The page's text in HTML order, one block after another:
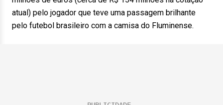
atual) pelo jogador que teve uma passagem brilhante
pelo futebol brasileiro com a camisa do Fluminense.